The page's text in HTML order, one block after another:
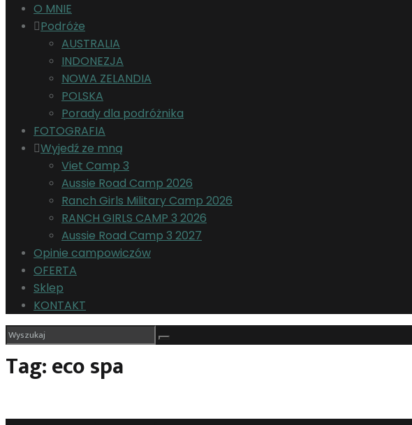
O MNIE
Podróże
AUSTRALIA
INDONEZJA
NOWA ZELANDIA
POLSKA
Porady dla podróżnika
FOTOGRAFIA
Wyjedź ze mną
Viet Camp 3
Aussie Road Camp 2026
Ranch Girls Military Camp 2026
RANCH GIRLS CAMP 3 2026
Aussie Road Camp 3 2027
Opinie campowiczów
OFERTA
Sklep
KONTAKT
Tag: eco spa